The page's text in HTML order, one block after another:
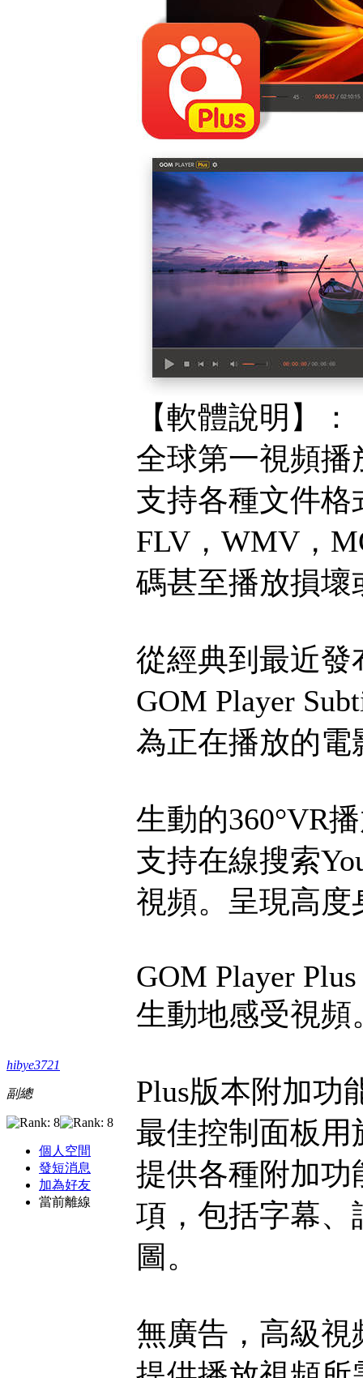
hibye3721
副總
個人空間
發短消息
加為好友
當前離線
【軟體說明】：
全球第一視頻播
支持各種文件
FLV，WMV，
碼甚至播放損
從經典到最近發
GOM Player
為正在播放的
生動的360°VR
支持在線搜索
視頻。呈現高度
GOM Player Plus
生動地感受視
Plus版本附加功
最佳控制面板用
提供各種附加
項，包括字幕
圖。
無廣告，高級視